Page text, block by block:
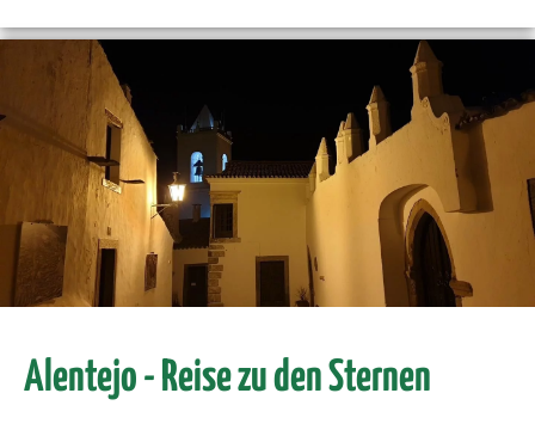
Alentejo - Reise zu den Sternen